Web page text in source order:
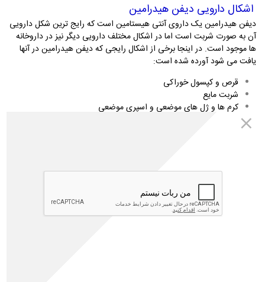
اشکال دارویی دیفن هیدرامین
دیفن هیدرامین یک داروی آنتی هیستامین است که رایج ترین شکل دارویی
آن به صورت شربت است اما در اشکال مختلف دارویی دیگر نیز در داروخانه
ها موجود است. در اینجا برخی از اشکال رایجی که دیفن هیدرامین در آنها
یافت می شود آورده شده است:
قرص و کپسول خوراکی
شربت مایع
کرم ها و ژل های موضعی و اسپری موضعی
شربت دیفن هیدرامین یک شکل مایع از دارو است که اغلب برای تجویز
خوراکی استفاده می شود. این شکل دارو معمولاً برای تسکین واکنش‌ها و
علائم آلرژیک در کودکان و بزرگسالانی که در بلعیدن قرص یا قرص مشکل
دارند، تجویز می‌شود. این شربت در غلظت های مختلف متناسب با گروه های